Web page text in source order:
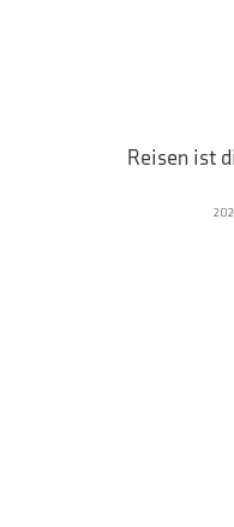
Reisen ist